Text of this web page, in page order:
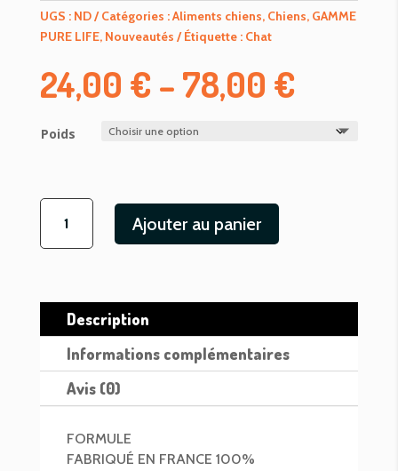
UGS : ND Catégories :Aliments chiens, Chiens, GAMME
PURE LIFE, Nouveautés Étiquette : Chat
24,00 € – 78,00 €
Poids
quantité
PURE
ADULT
MEDIUM
SAUMON
Ajouter au panier
Description
Informations complémentaires
Avis (0)
FORMULE
FABRIQUÉ EN FRANCE 100%